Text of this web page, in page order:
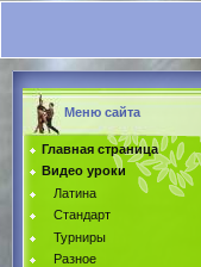
Меню сайта
Главная страница
Видео уроки
Латина
Стандарт
Турниры
Разное